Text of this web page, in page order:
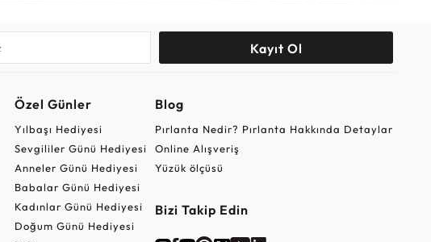
Kayıt Ol
Özel Günler
Yılbaşı Hediyesi
Sevgililer Günü Hediyesi
Anneler Günü Hediyesi
Babalar Günü Hediyesi
Kadınlar Günü Hediyesi
Doğum Günü Hediyesi
Blog
Pırlanta Nedir? Pırlanta Hakkında Detaylar
Online Alışveriş
Yüzük ölçüsü
Bizi Takip Edin